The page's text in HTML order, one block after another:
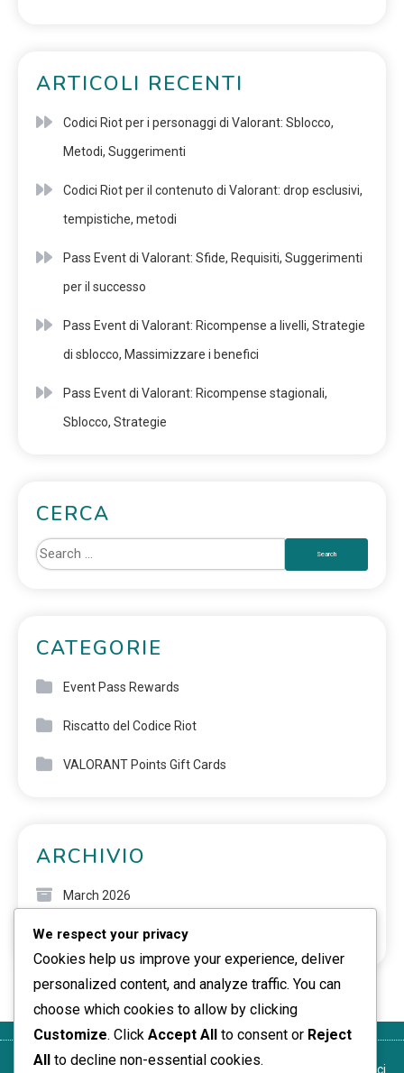
ARTICOLI RECENTI
Codici Riot per i personaggi di Valorant: Sblocco,
Metodi, Suggerimenti
Codici Riot per il contenuto di Valorant: drop esclusivi,
tempistiche, metodi
Pass Event di Valorant: Sfide, Requisiti, Suggerimenti
per il successo
Pass Event di Valorant: Ricompense a livelli, Strategie
di sblocco, Massimizzare i benefici
Pass Event di Valorant: Ricompense stagionali,
Sblocco, Strategie
CERCA
CATEGORIE
Event Pass Rewards
Riscatto del Codice Riot
VALORANT Points Gift Cards
ARCHIVIO
March 2026
February 2026
La tua Termini di La nostra Politica sui Contattaci
We respect your privacy
Cookies help us improve your experience, deliver
personalized content, and analyze traffic. You can
choose which cookies to allow by clicking
Customize. Click Accept All to consent or Reject
All to decline non-essential cookies.